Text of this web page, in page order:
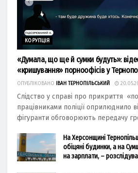
КОРУПЦІЯ
«Думала, що ще й сумки будуть»:
«кришування» порноофісів у
ОПУБЛІКОВАНО ІВАН ТЕРНОПІЛЬСЬКИЙ
Слідство у справі про прикриття
працівниками поліції оприлюднило
фігуранти обговорюють передачу
На Херсонщині
обіцяні будинки, а на
на зарплати, –